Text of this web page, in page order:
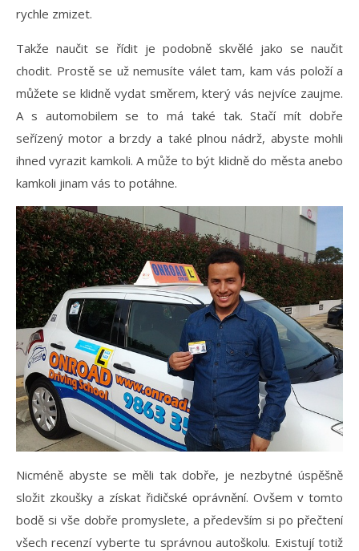
rychle zmizet.
Takže naučit se řídit je podobně skvělé jako se naučit
chodit. Prostě se už nemusíte válet tam, kam vás položí a
můžete se klidně vydat směrem, který vás nejvíce zaujme.
A s automobilem se to má také tak. Stačí mít dobře
seřízený motor a brzdy a také plnou nádrž, abyste mohli
ihned vyrazit kamkoli. A může to být klidně do města anebo
kamkoli jinam vás to potáhne.
Nicméně abyste se měli tak dobře, je nezbytné úspěšně
složit zkoušky a získat řidičské oprávnění. Ovšem v tomto
bodě si vše dobře promyslete, a především si po přečtení
všech recenzí vyberte tu správnou autoškolu. Existují totiž